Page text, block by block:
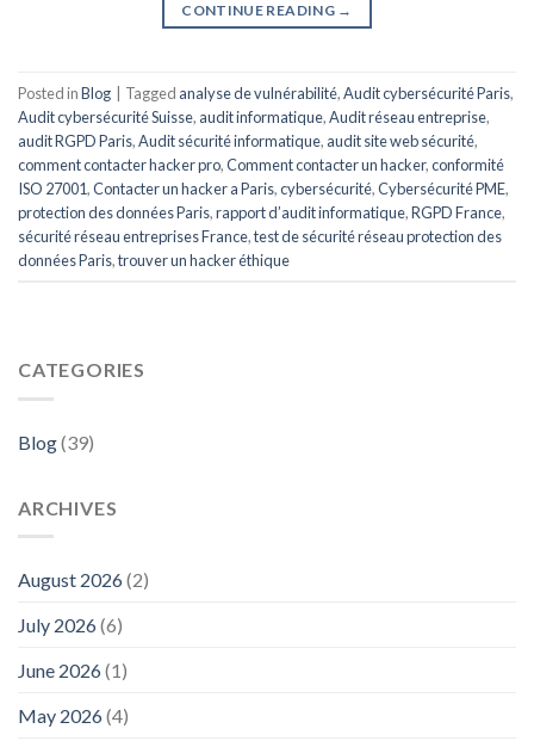
CONTINUE READING →
Posted inBlog Tagged analyse de vulnérabilité,Audit cybersécurité Paris,
Audit cybersécurité Suisse, audit informatique,Audit réseau entreprise,
audit RGPD Paris,Audit sécurité informatique, audit site web sécurité,
comment contacter hacker pro,Comment contacter un hacker,conformité
ISO 27001,Contacter un hacker a Paris,cybersécurité,Cybersécurité PME,
protection des données Paris,rapport d’audit informatique,RGPD France,
sécurité réseau entreprises France,test de sécurité réseau protection des
données Paris,trouver un hacker éthique
CATEGORIES
Blog(39)
ARCHIVES
August 2026(2)
July 2026(6)
June 2026(1)
May 2026(4)